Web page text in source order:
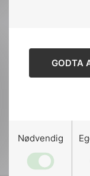
GODTA
Nødvendig
papirene når
ut» slo han
bare å være
kappet om å